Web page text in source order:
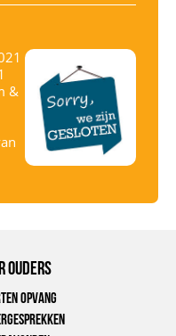
&
ouders
opvang